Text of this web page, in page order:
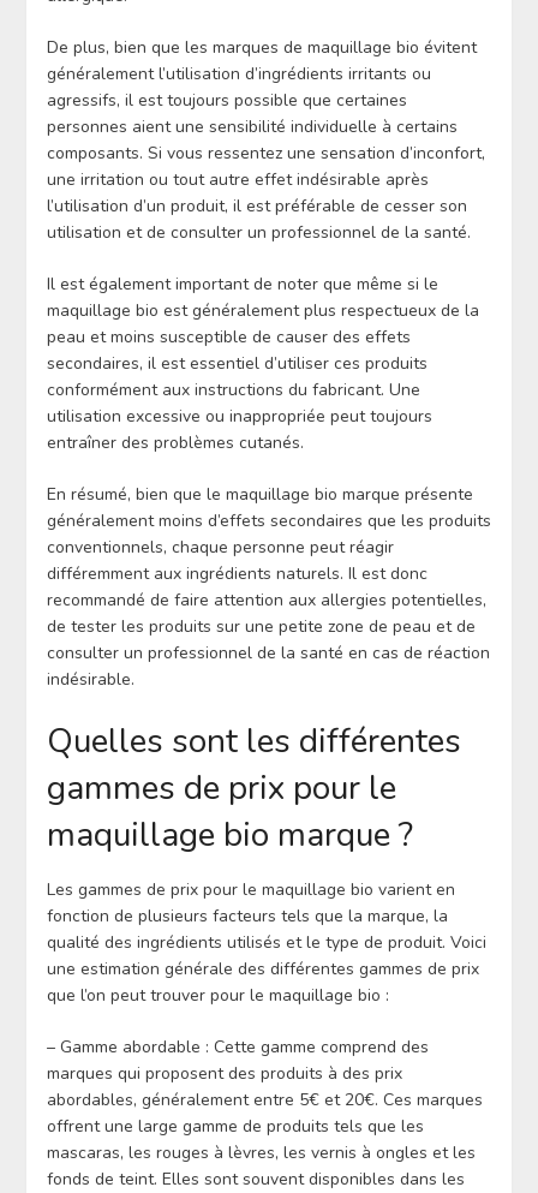
De plus, bien que les marques de maquillage bio évitent
généralement l’utilisation d’ingrédients irritants ou
agressifs, il est toujours possible que certaines
personnes aient une sensibilité individuelle à certains
composants. Si vous ressentez une sensation d’inconfort,
une irritation ou tout autre effet indésirable après
l’utilisation d’un produit, il est préférable de cesser son
utilisation et de consulter un professionnel de la santé.
Il est également important de noter que même si le
maquillage bio est généralement plus respectueux de la
peau et moins susceptible de causer des effets
secondaires, il est essentiel d’utiliser ces produits
conformément aux instructions du fabricant. Une
utilisation excessive ou inappropriée peut toujours
entraîner des problèmes cutanés.
En résumé, bien que le maquillage bio marque présente
généralement moins d’effets secondaires que les produits
conventionnels, chaque personne peut réagir
différemment aux ingrédients naturels. Il est donc
recommandé de faire attention aux allergies potentielles,
de tester les produits sur une petite zone de peau et de
consulter un professionnel de la santé en cas de réaction
indésirable.
Quelles sont les différentes
gammes de prix pour le
maquillage bio marque ?
Les gammes de prix pour le maquillage bio varient en
fonction de plusieurs facteurs tels que la marque, la
qualité des ingrédients utilisés et le type de produit. Voici
une estimation générale des différentes gammes de prix
que l’on peut trouver pour le maquillage bio :
– Gamme abordable : Cette gamme comprend des
marques qui proposent des produits à des prix
abordables, généralement entre 5€ et 20€. Ces marques
offrent une large gamme de produits tels que les
mascaras, les rouges à lèvres, les vernis à ongles et les
fonds de teint. Elles sont souvent disponibles dans les